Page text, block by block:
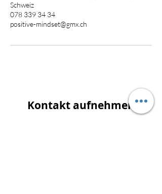
Schweiz
078 339 34 34
positive-mindset@gmx.ch
Kontakt aufnehmen